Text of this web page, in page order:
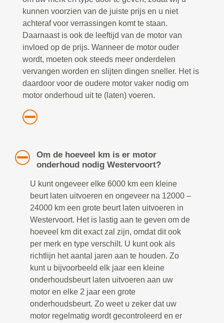
kunnen voorzien van de juiste prijs en u niet
achteraf voor verrassingen komt te staan.
Daarnaast is ook de leeftijd van de motor van
invloed op de prijs. Wanneer de motor ouder
wordt, moeten ook steeds meer onderdelen
vervangen worden en slijten dingen sneller. Het is
daardoor voor de oudere motor vaker nodig om
motor onderhoud uit te (laten) voeren.
Om de hoeveel km is er motor
onderhoud nodig Westervoort?
U kunt ongeveer elke 6000 km een kleine
beurt laten uitvoeren en ongeveer na 12000 –
24000 km een grote beurt laten uitvoeren in
Westervoort. Het is lastig aan te geven om de
hoeveel km dit exact zal zijn, omdat dit ook
per merk en type verschilt. U kunt ook als
richtlijn het aantal jaren aan te houden. Zo
kunt u bijvoorbeeld elk jaar een kleine
onderhoudsbeurt laten uitvoeren aan uw
motor en elke 2 jaar een grote
onderhoudsbeurt. Zo weet u zeker dat uw
motor regelmatig wordt gecontroleerd en er